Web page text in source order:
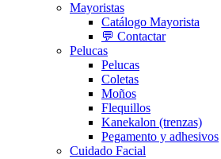
Mayoristas
Catálogo Mayorista
💬 Contactar
Pelucas
Pelucas
Coletas
Moños
Flequillos
Kanekalon (trenzas)
Pegamento y adhesivos
Cuidado Facial